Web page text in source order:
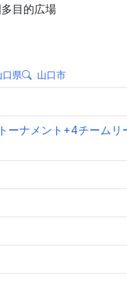
目的広場
口県 山口市
ーナメント+4チームリ